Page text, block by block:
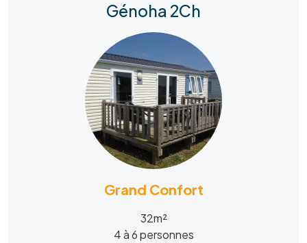
Génoha 2Ch
Grand Confort
32m²
4 à 6 personnes